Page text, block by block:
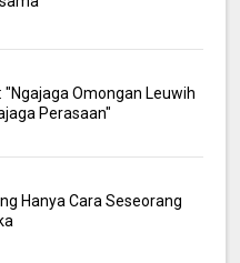
"Ngajaga Omongan Leuwih
Perasaan"
Hanya Cara Seseorang